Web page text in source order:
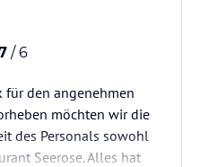
/ 6
für den angenehmen
möchten wir die
des Personals sowohl
Seerose. Alles hat